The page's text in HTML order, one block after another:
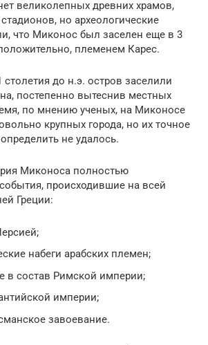
великолепных древних храмов,
но археологические
что Миконос был заселен еще в 3
племенем Карес.
столетия до н.э. остров заселили
постепенно вытеснив местных
по мнению ученых, на Миконосе
крупных города, но их точное
не удалось.
Миконоса полностью
происходившие на всей
Греции:
набеги арабских племен;
в состав Римской империи;
империи;
завоевание.